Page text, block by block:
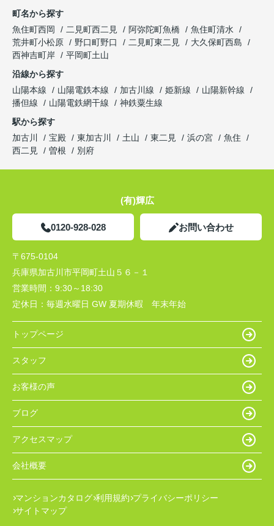
町名から探す
魚住町西岡
二見町西二見 阿弥陀町魚橋
魚住町清水
荒井町小松原
野口町野口 二見町東二見
大久保町西島
西神吉町岸
平岡町土山
沿線から探す
山陽本線
山陽電鉄本線 加古川線 姫新線
山陽新幹線
播但線
山陽電鉄網干線
神鉄粟生線
駅から探す
加古川
宝殿 東加古川 土山 東二見 浜の宮
魚住
西二見
曽根 別府
(有)輝広
0120-928-028 お問い合わせ
〒675-0104
兵庫県加古川市平岡町土山５６－１
営業時間： 9:30～18:30
定休日： 毎週水曜日 GW 夏期休暇 年末年始
トップページ
スタッフ
お客様の声
ブログ
アクセスマップ
会社概要
マンションカタログ 利用規約 プライバシーポリシー
サイトマップ